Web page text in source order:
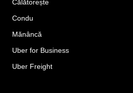
Călătorește
Condu
Mănâncă
Uber for Business
Uber Freight